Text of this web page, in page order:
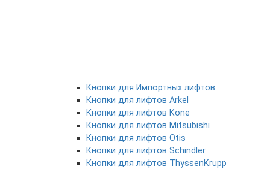
Кнопки для Импортных лифтов
Кнопки для лифтов Arkel
Кнопки для лифтов Kone
Кнопки для лифтов Mitsubishi
Кнопки для лифтов Otis
Кнопки для лифтов Schindler
Кнопки для лифтов ThyssenKrupp